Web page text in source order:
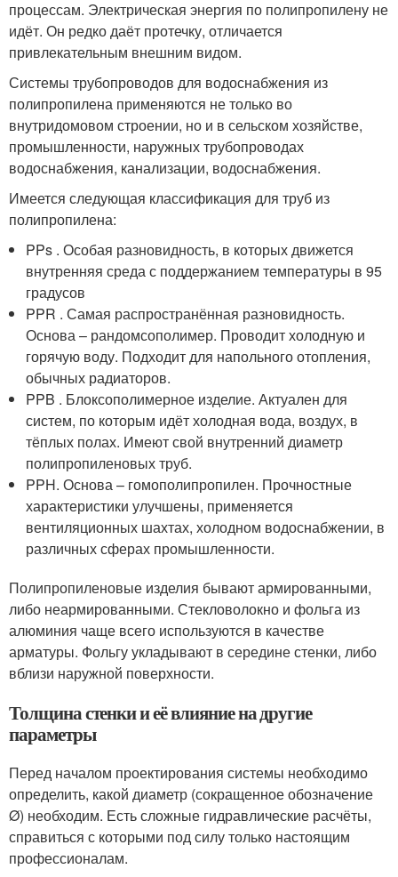
процессам. Электрическая энергия по полипропилену не
идёт. Он редко даёт протечку, отличается
привлекательным внешним видом.
Системы трубопроводов для водоснабжения из
полипропилена применяются не только во
внутридомовом строении, но и в сельском хозяйстве,
промышленности, наружных трубопроводах
водоснабжения, канализации, водоснабжения.
Имеется следующая классификация для труб из
полипропилена:
PPs . Особая разновидность, в которых движется
внутренняя среда с поддержанием температуры в 95
градусов
PPR . Самая распространённая разновидность.
Основа – рандомсополимер. Проводит холодную и
горячую воду. Подходит для напольного отопления,
обычных радиаторов.
PPB . Блоксополимерное изделие. Актуален для
систем, по которым идёт холодная вода, воздух, в
тёплых полах. Имеют свой внутренний диаметр
полипропиленовых труб.
PPH. Основа – гомополипропилен. Прочностные
характеристики улучшены, применяется
вентиляционных шахтах, холодном водоснабжении, в
различных сферах промышленности.
Полипропиленовые изделия бывают армированными,
либо неармированными. Стекловолокно и фольга из
алюминия чаще всего используются в качестве
арматуры. Фольгу укладывают в середине стенки, либо
вблизи наружной поверхности.
Толщина стенки и её влияние на другие
параметры
Перед началом проектирования системы необходимо
определить, какой диаметр (сокращенное обозначение
Ø) необходим. Есть сложные гидравлические расчёты,
справиться с которыми под силу только настоящим
профессионалам.